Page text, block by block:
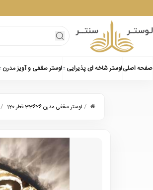
صفحه اصلیلوستر شاخه ای پذیرایی لوستر سقفی و آویز مدرن
/ لوستر سقفی مدرن 33626 قطر 120 /